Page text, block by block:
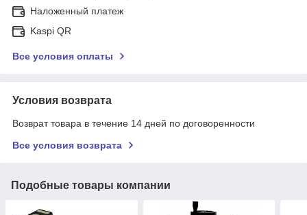
Наложенный платеж
Kaspi QR
Все условия оплаты
Условия возврата
Возврат товара в течение 14 дней по договоренности
Все условия возврата
Подобные товары компании